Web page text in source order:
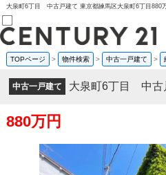
売買部
0120-800-844
賃貸部
購入
会員メニュー
お気に入り物件一覧
TOPページ > 物件検索 > 中古一戸建て >
中古一戸建て 大泉町6丁目 中古
880万円